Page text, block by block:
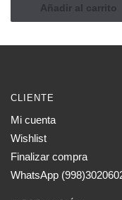
Añadir al carrito
CLIENTE
Mi cuenta
Wishlist
Finalizar compra
WhatsApp